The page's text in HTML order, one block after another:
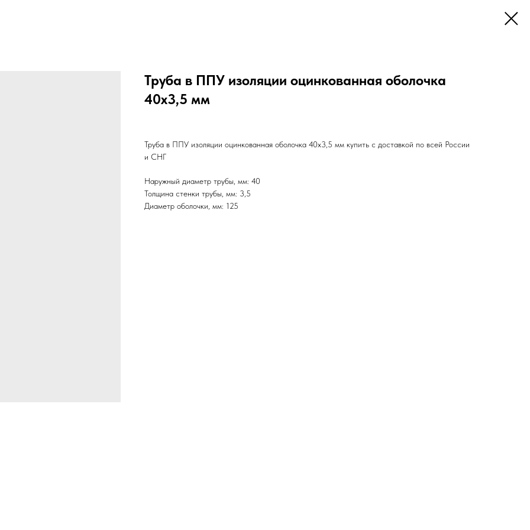
Труба в ППУ изоляции оцинкованная оболочка
40х3,5 мм
Труба в ППУ изоляции оцинкованная оболочка 40х3,5 мм купить с доставкой по всей России
и СНГ
Наружный диаметр трубы, мм: 40
Толщина стенки трубы, мм: 3,5
Диаметр оболочки, мм: 125